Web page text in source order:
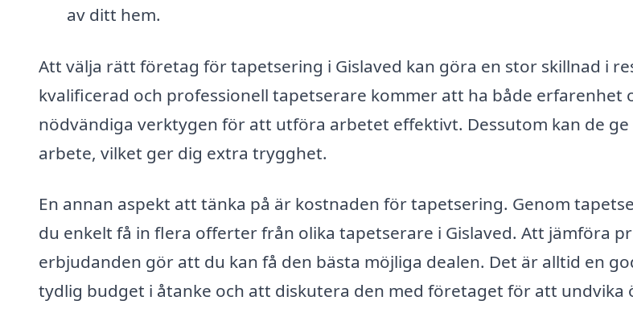
av ditt hem.
Att välja rätt företag för tapetsering i Gislaved kan göra en stor skillnad i
kvalificerad och professionell tapetserare kommer att ha både erfarenhet
nödvändiga verktygen för att utföra arbetet effektivt. Dessutom kan de
arbete, vilket ger dig extra trygghet.
En annan aspekt att tänka på är kostnaden för tapetsering. Genom
du enkelt få in flera offerter från olika tapetserare i Gislaved. Att jämföra
erbjudanden gör att du kan få den bästa möjliga dealen. Det är alltid en
tydlig budget i åtanke och att diskutera den med företaget för att undvika